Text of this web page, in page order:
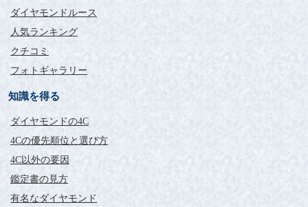
ダイヤモンドルース
人気ランキング
クチコミ
フォトギャラリー
知識を得る
ダイヤモンドの4C
4Cの優先順位と選び方
4C以外の要因
鑑定書の見方
有名なダイヤモンド